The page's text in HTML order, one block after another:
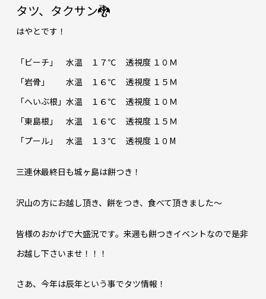
タツ、タクサン🐉
はやとです！
「ビーチ」 水温 １７℃ 透視度 １０Ｍ
「岩骨」 水温 １６℃ 透視度 １５Ｍ
「へいぶ根」水温 １６℃ 透視度 １０Ｍ
「東島根」 水温 １６℃ 透視度 １５Ｍ
「プール」 水温 １３℃ 透視度 １０M
三連休最終日も城ヶ島は餅つき！
沢山の方にお越し頂き、餅をつき、食べて頂きました～
皆様のおかげで大盛況です。来週も餅つきイベントなので是非
お越し下さいませ！！！
さあ、今年は辰年という事でタツ情報！